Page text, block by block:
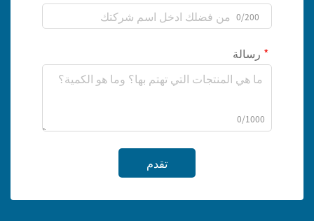
0/200
رسالة
0/1000
تقدم